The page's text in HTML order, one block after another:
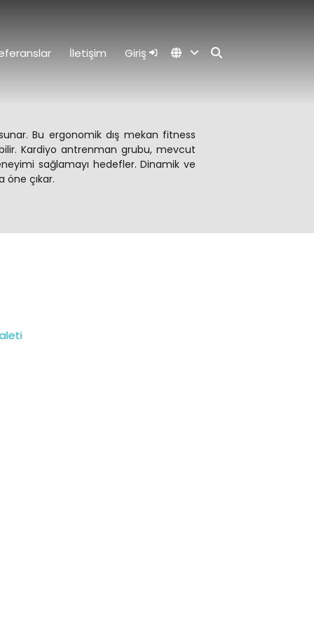
İletişim Giriş
Bu ergonomik dış mekan fitness
Kardiyo antrenman grubu, mevcut
sağlamayı hedefler. Dinamik ve
öne çıkar.